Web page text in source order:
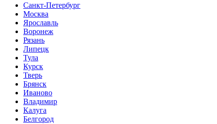
Санкт-Петербург
Москва
Ярославль
Воронеж
Рязань
Липецк
Тула
Курск
Тверь
Брянск
Иваново
Владимир
Калуга
Белгород